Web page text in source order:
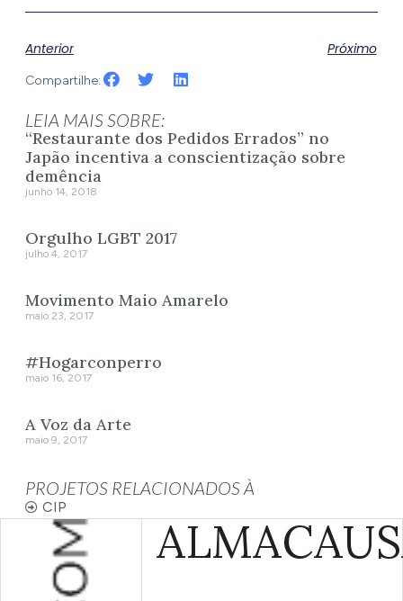
Anterior Próximo
Compartilhe:
LEIA MAIS SOBRE:
“Restaurante dos Pedidos Errados” no
Japão incentiva a conscientização sobre
demência
junho 14, 2018
Orgulho LGBT 2017
julho 4, 2017
Movimento Maio Amarelo
maio 23, 2017
#Hogarconperro
maio 16, 2017
A Voz da Arte
maio 9, 2017
PROJETOS RELACIONADOS À
CIP
ALMA